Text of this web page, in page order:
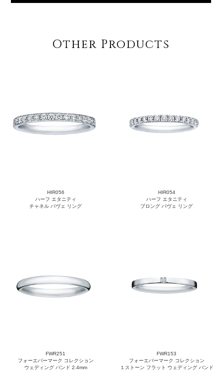
Other Products
HIR056
ハーフ エタニティ
チャネル パヴェ リング
HIR054
ハーフ エタニティ
プロング パヴェ リング
FWR251
フォーエバーマーク コレクション
ウェディング バンド 2.4mm
FWR153
フォーエバーマーク コレクション
１ストーン フラット ウェディング バンド